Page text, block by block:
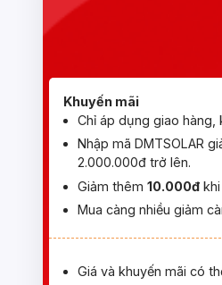
Khuyến mãi
Chỉ áp dụng giao hàng,
Nhập mã DMTSOLAR
2.000.000đ trở lên.
Giảm thêm 10.000đ
Mua càng nhiều giảm
Giá và khuyến mãi có